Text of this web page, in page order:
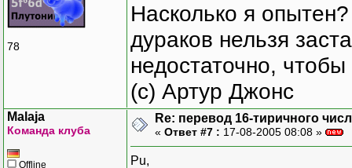
78
Насколько я
дураков нельзя
недостаточно, чтобы
(с) Артур Джонс
Malaja
Команда клуба
Offline
Re: перевод 16-тиричного
« Ответ #7 : 17-08-2005 08:08 »
Pu,